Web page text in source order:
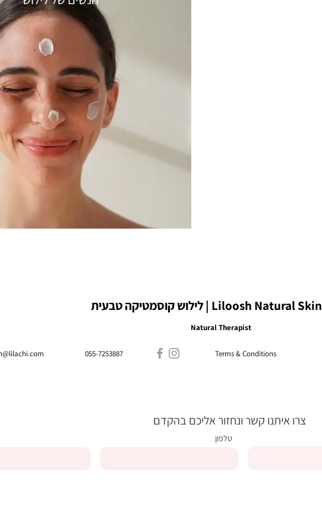
Liloosh Natural Skin | לילוש קוסמטיקה טבעית
Natural Therapist
055-7253887 Terms & Conditions
צרו איתנו קשר ונחזור אליכם בהקדם
טלפון